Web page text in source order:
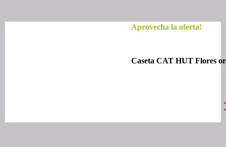
Aprovecha la oferta!
Caseta CAT HUT Flores